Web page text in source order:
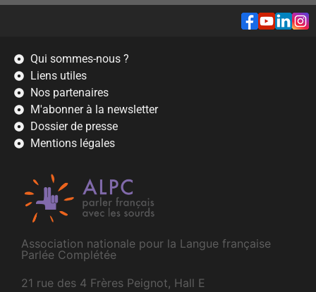
Association nationale pour la Langue française
Parlée Complétée
21 rue des 4 Frères Peignot, Hall E
Qui sommes-nous ?
Liens utiles
Nos partenaires
M'abonner à la newsletter
Dossier de presse
Mentions légales